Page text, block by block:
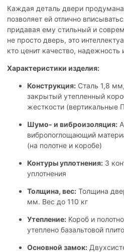
Каждая деталь двери
позволяет ей отлично
придавая ему стильный и
не просто дверь, это
кто ценит качество,
Характеристики изделия:
Конструкция: Сталь 1,8
закрытый утепленный
жесткости (вертикальные
Шумо- и виброизоляция:
вибропоглощающий
(на полотне и коробе)
Контуры уплотнения: 3
уплотнения
Толщина, вес: Толщина
мм. Вес до 110 кг
Утепление: Короб и
утеплено базальтовой
Основной замок: